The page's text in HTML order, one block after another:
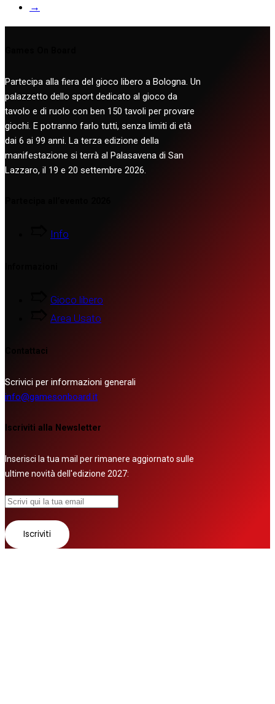
→
Partecipa alla fiera del gioco libero a Bologna. Un
palazzetto dello sport dedicato al gioco da
tavolo e di ruolo con ben 150 tavoli per provare
giochi. E potranno farlo tutti, senza limiti di età
dai 6 ai 99 anni. La terza edizione della
manifestazione si terrà al Palasavena di San
Lazzaro, il 19 e 20 settembre 2026.
Info
Gioco libero
Area Usato
Contattaci
Scrivici per informazioni generali
info@gamesonboard.it
Iscriviti alla Newsletter
Inserisci la tua mail per rimanere aggiornato sulle
ultime novità dell'edizione 2027: